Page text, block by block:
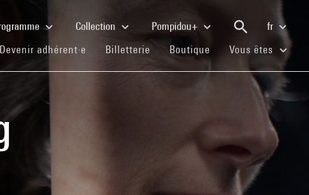
Collection Pompidou+
fr
Devenir adhérent·e (current)
Billetterie (current)
Boutique (current)
Vous êtes